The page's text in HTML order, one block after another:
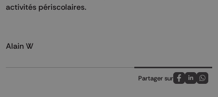
activités périscolaires.
Alain W
Partager sur
Partagez sur
Partagez